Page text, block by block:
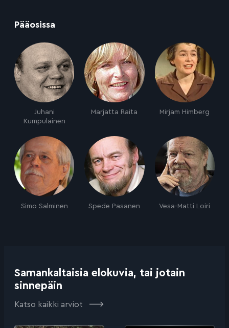
Pääosissa
Juhani
Kumpulainen
Marjatta Raita Mirjam Himberg
Simo Salminen Spede Pasanen Vesa-Matti Loiri
Samankaltaisia elokuvia, tai jotain
sinnepäin
Katso kaikki arviot